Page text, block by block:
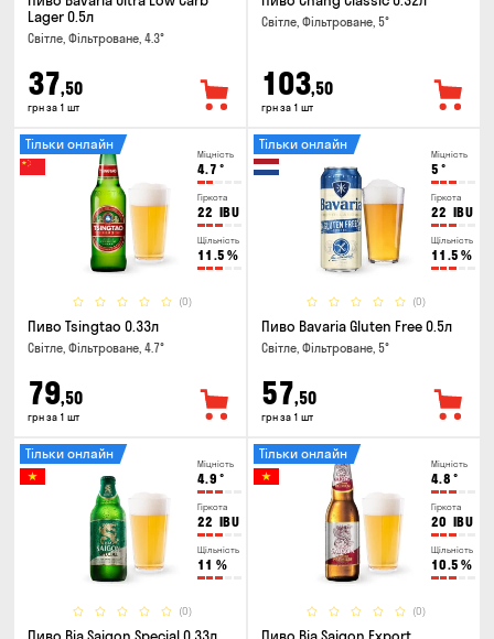
Lager 0.5л
Світле, Фільтроване, 4.3°
37,50
грн за 1 шт
Світле, Фільтроване, 5°
103,50
грн за 1 шт
Міцність
4.7 °
Гіркота
22 IBU
Щільність
11.5 %
(0)
Тільки онлайн
Пиво Tsingtao 0.33л
Світле, Фільтроване, 4.7°
79,50
грн за 1 шт
Міцність
5 °
Гіркота
22 IBU
Щільність
11.5 %
(0)
Тільки онлайн
Пиво Bavaria Gluten Free 0.5л
Світле, Фільтроване, 5°
57,50
грн за 1 шт
Міцність
4.9 °
Гіркота
22 IBU
Щільність
11 %
(0)
Тільки онлайн
Міцність
4.8 °
Гіркота
20 IBU
Щільність
10.5 %
(0)
Тільки онлайн